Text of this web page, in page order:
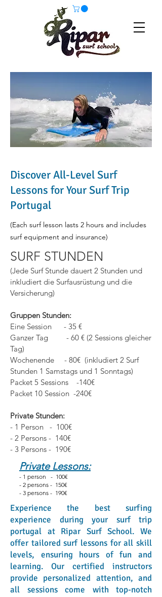
Discover All-Level Surf
Lessons for Your Surf Trip
Portugal
(Each surf lesson lasts 2 hours and includes
surf equipment and insurance)
SURF STUNDEN
(Jede Surf Stunde dauert 2 Stunden und
inkludiert die Surfausrüstung und die
Versicherung)
Gruppen Stunden:
Eine Session - 35 €
Ganzer Tag - 60 € (2 Sessions gleicher
Tag)
Wochenende - 80€ (inkludiert 2 Surf
Stunden 1 Samstags und 1 Sonntags)
Packet 5 Sessions -140€
Packet 10 Session -240€
Private Stunden:
- 1 Person - 100€
- 2 Persons - 140€
- 3 Persons - 190€
Private Lessons:
- 1 person - 100€
- 2 persons - 150€
- 3 persons - 190€
Experience the best surfing
experience during your surf trip
portugal at Ripar Surf School. We
offer tailored surf lessons for all skill
levels, ensuring hours of fun and
learning. Our certified instructors
provide personalized attention, and
all sessions come with top-notch